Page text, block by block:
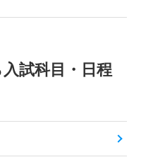
試科目・日程